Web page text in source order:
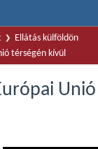
Ellátás külföldön
térségén kívül